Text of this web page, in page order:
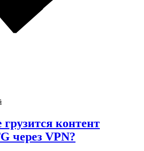
контент
через VPN?